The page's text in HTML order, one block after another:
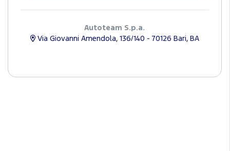
Autoteam S.p.a.
Via Giovanni Amendola, 136/140 - 70126 Bari, BA